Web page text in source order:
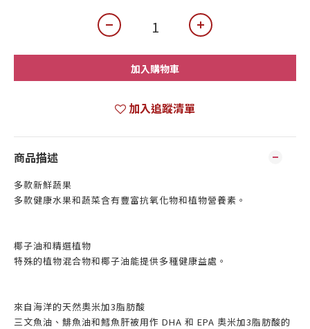
加入購物車
加入追蹤清單
商品描述
多款新鮮蔬果
多款健康水果和蔬菜含有豐富抗氧化物和植物營養素。
椰子油和精選植物
特殊的植物混合物和椰子油能提供多種健康益處。
來自海洋的天然奧米加3脂肪酸
三文魚油、鯡魚油和鱈魚肝被用作 DHA 和 EPA 奧米加3脂肪酸的